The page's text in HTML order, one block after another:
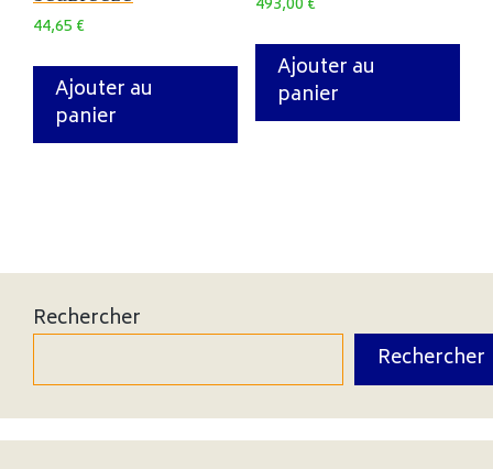
44,65€
Ajouter au
panier
Ajouter au
panier
Rechercher
Rechercher